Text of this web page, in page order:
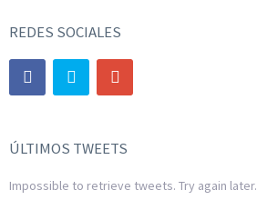
REDES SOCIALES
ÚLTIMOS TWEETS
Impossible to retrieve tweets. Try again later.